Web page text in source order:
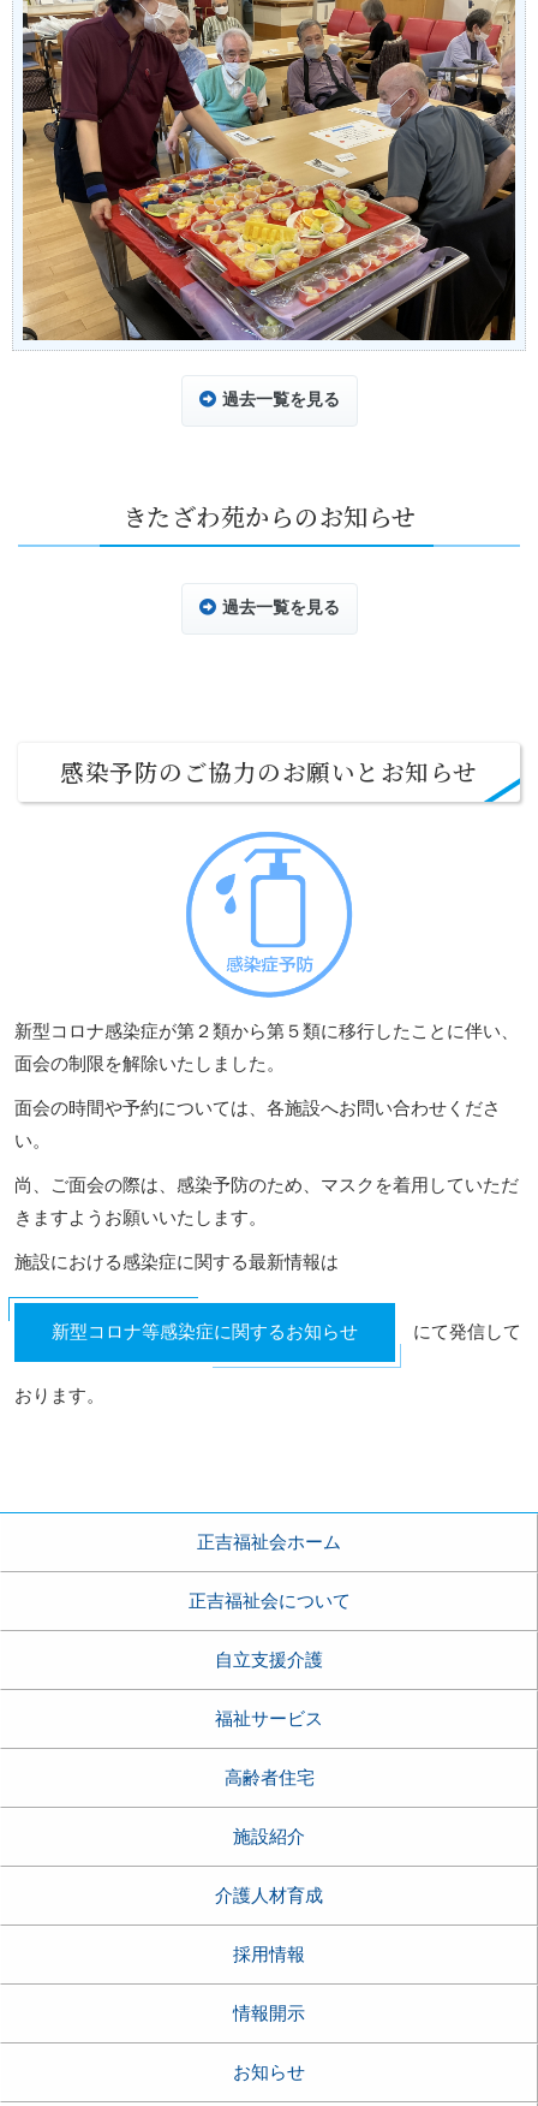
過去一覧を見る
きたざわ苑からのお知らせ
過去一覧を見る
感染予防のご協力のお願いとお知らせ
新型コロナ感染症が第２類から第５類に移行したことに伴い、
面会の制限を解除いたしました。
面会の時間や予約については、各施設へお問い合わせくださ
い。
尚、ご面会の際は、感染予防のため、マスクを着用していただ
きますようお願いいたします。
施設における感染症に関する最新情報は
新型コロナ等感染症に関するお知らせ にて発信して
おります。
正吉福祉会ホーム
正吉福祉会について
自立支援介護
福祉サービス
高齢者住宅
施設紹介
介護人材育成
採用情報
情報開示
お知らせ